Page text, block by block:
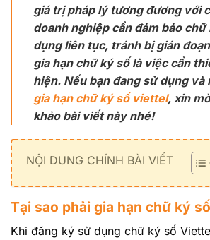
giá trị pháp lý tương đương với
doanh nghiệp cần đảm bảo
dụng liên tục, tránh bị gián
gia hạn chữ ký số là việc cần
hiện. Nếu bạn đang sử dụng và
gia hạn chữ ký số viettel, xin
khảo bài viết này nhé!
NỘI DUNG CHÍNH BÀI VIẾT
Tại sao phải gia hạn chữ ký
Khi đăng ký sử dụng chữ ký số